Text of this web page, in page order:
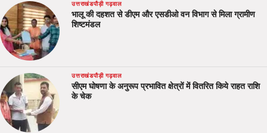
उत्तराखंडपौड़ी गढ़वाल
भालू की दहशत से डीएम और एसडीओ वन विभाग से मिला ग्रामीण
शिष्टमंडल
उत्तराखंडपौड़ी गढ़वाल
सीएम घोषणा के अनुरूप प्रभावित क्षेत्रों में वितरित किये राहत राशि
के चेक